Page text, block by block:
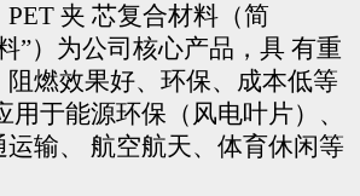
夹 芯复合材料（简
”）为公司核心产品，具 有重
燃效果好、环保、成本低等
用于能源环保（风电叶片）、
输、 航空航天、体育休闲等